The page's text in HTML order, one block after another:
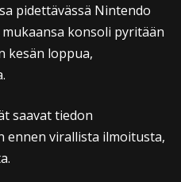
pidettävässä Nintendo
konsoli pyritään
kesän loppua,
saavat tiedon
ennen virallista ilmoitusta,